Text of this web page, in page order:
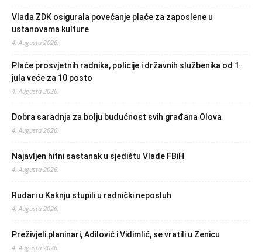
Vlada ZDK osigurala povećanje plaće za zaposlene u
ustanovama kulture
4. Augusta 2026.
Plaće prosvjetnih radnika, policije i državnih službenika od 1.
jula veće za 10 posto
4. Augusta 2026.
Dobra saradnja za bolju budućnost svih građana Olova
4. Augusta 2026.
Najavljen hitni sastanak u sjedištu Vlade FBiH
4. Augusta 2026.
Rudari u Kaknju stupili u radnički neposluh
4. Augusta 2026.
Preživjeli planinari, Adilović i Vidimlić, se vratili u Zenicu
4. Augusta 2026.